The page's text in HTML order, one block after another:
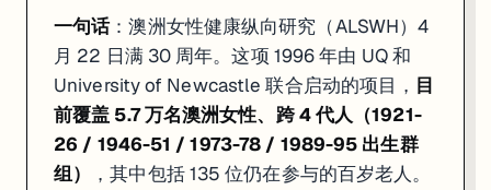
一句话：澳洲女性健康纵向研究（ALSWH）4
月 22 日满 30 周年。这项 1996 年由 UQ 和
University of Newcastle 联合启动的项目， 目
前覆盖 5.7 万名澳洲女性、跨 4 代人（1921-
26 / 1946-51 / 1973-78 / 1989-95 出生群
组）
，其中包括 135 位仍在参与的百岁老人。